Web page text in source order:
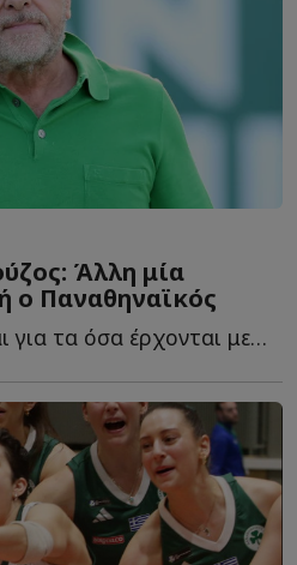
Άλλη μία
ο Παναθηναϊκός
Μια ακόμα ένδειξη και για τα όσα έρχονται μετά την εγκατάσταση τ...